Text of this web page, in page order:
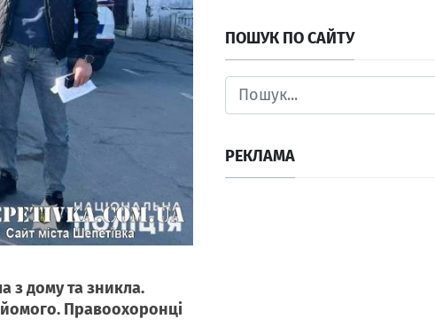
з дому та зникла.
Правоохоронці
ПОШУК ПО САЙТУ
РЕКЛАМА